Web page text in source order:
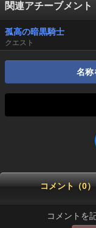
関連アチーブメント
孤高の暗黒騎士
クエスト
名称
コメント（0）
コメントを